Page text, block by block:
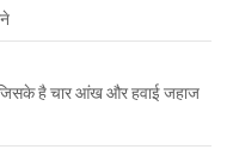
जिसके है चार आंख और हवाई जहाज